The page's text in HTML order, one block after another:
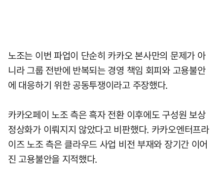
노조는 이번 파업이 단순히 카카오 본사만의 문제가 아
니라 그룹 전반에 반복되는 경영 책임 회피와 고용불안
에 대응하기 위한 공동투쟁이라고 주장했다.
카카오페이 노조 측은 흑자 전환 이후에도 구성원 보상
정상화가 이뤄지지 않았다고 비판했다. 카카오엔터프라
이즈 노조 측은 클라우드 사업 비전 부재와 장기간 이어
진 고용불안을 지적했다.